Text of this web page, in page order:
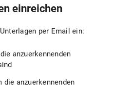
einreichen
per Email ein:
anzuerkennenden
die anzuerkennenden